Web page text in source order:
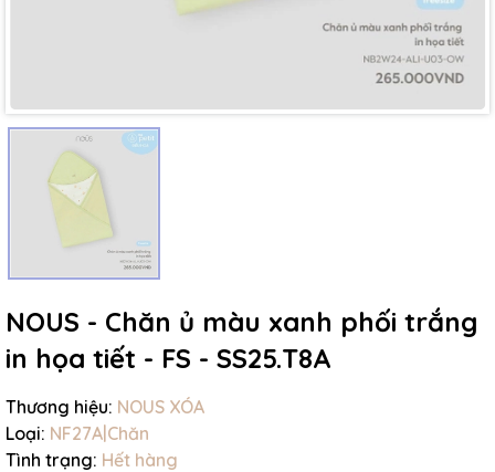
NOUS - Chăn ủ màu xanh phối trắng
in họa tiết - FS - SS25.T8A
Thương hiệu: NOUS XÓA
Loại: NF27A|Chăn
Tình trạng: Hết hàng
Điều kiện: